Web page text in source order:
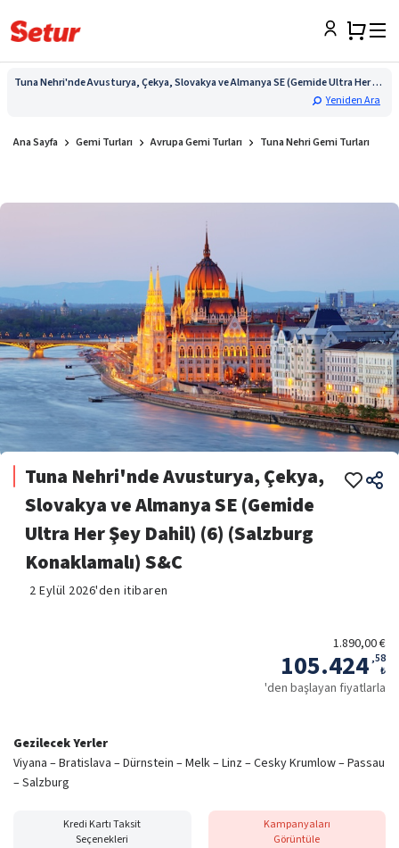
Tuna Nehri'nde Avusturya, Çekya, Slovakya ve Almanya SE (Gemide Ultra Her Şey Dahil) (6) (Salzburg Konaklamalı) S&C
Yeniden Ara
Ana Sayfa Gemi Turları Avrupa Gemi Turları Tuna Nehri Gemi Turları
Tuna Nehri'nde Avusturya, Çekya,
Slovakya ve Almanya SE (Gemide
Ultra Her Şey Dahil) (6) (Salzburg
Konaklamalı) S&C
2 Eylül 2026'den itibaren
1.890,00 €
105.424 ,58
₺
'den başlayan fiyatlarla
Gezilecek Yerler
Viyana – Bratislava – Dürnstein – Melk – Linz – Cesky Krumlow – Passau
– Salzburg
Kredi Kartı Taksit
Seçenekleri
Kampanyaları
Görüntüle